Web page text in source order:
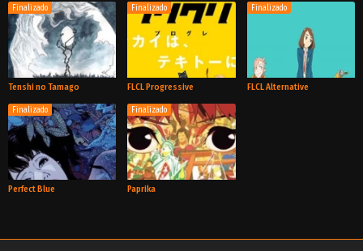
Película
Finalizado
Película
Tenshi no Tamago
Finalizado
Película
FLCL Progressive
Finalizado
FLCL Alternative
Finalizado
Perfect Blue
Finalizado
Paprika